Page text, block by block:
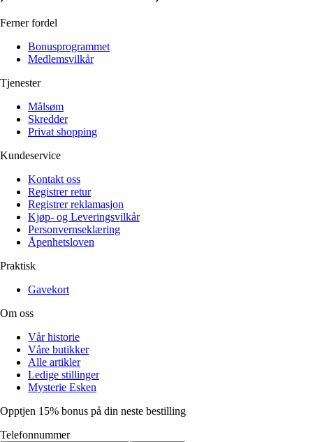
Ferner fordel
Bonusprogrammet
Medlemsvilkår
Tjenester
Målsøm
Skredder
Privat shopping
Kundeservice
Kontakt oss
Registrer retur
Registrer reklamasjon
Kjøp- og Leveringsvilkår
Personvernseklæring
Åpenhetsloven
Praktisk
Gavekort
Om oss
Vår historie
Våre butikker
Alle artikler
Ledige stillinger
Mysterie Esken
Opptjen 15% bonus på din neste bestilling
Telefonnummer